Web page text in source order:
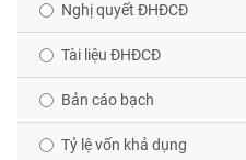
Nghị quyết ĐHĐCĐ
Tài liệu ĐHĐCĐ
Bản cáo bạch
Tỷ lệ vốn khả dụng
THẾ
GIỚI